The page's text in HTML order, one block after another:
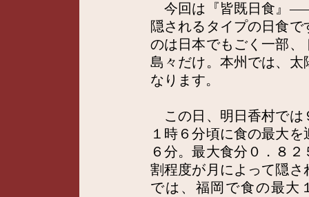
今回は『皆既日食』
隠されるタイプの日食
のは日本でもごく一部
島々だけ。本州では、
なります。
この日、明日香村では
１時６分頃に食の最大
６分。最大食分０．８
割程度が月によって隠
では、福岡で食の最大